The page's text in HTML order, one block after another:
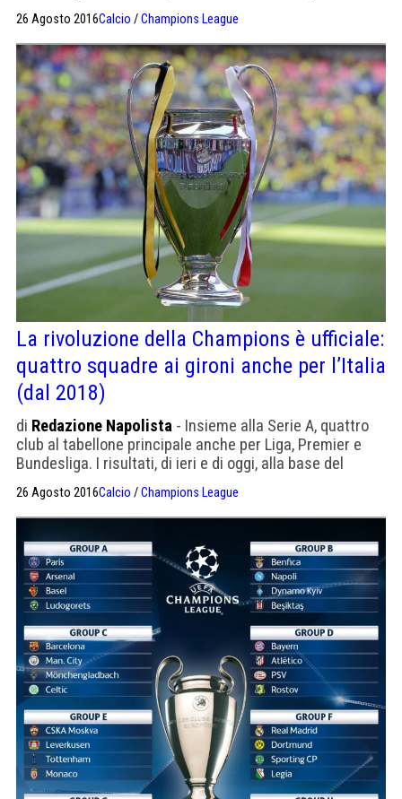
26 Agosto 2016Calcio /Champions League
La rivoluzione della Champions è ufficiale:
quattro squadre ai gironi anche per l’Italia
(dal 2018)
di Redazione Napolista - Insieme alla Serie A, quattro
club al tabellone principale anche per Liga, Premier e
Bundesliga. I risultati, di ieri e di oggi, alla base del
26 Agosto 2016Calcio /Champions League